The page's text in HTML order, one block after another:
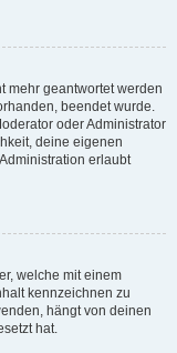
mehr geantwortet werden
beendet wurde.
oder Administrator
deine eigenen
erlaubt
welche mit einem
kennzeichnen zu
hängt von deinen
hat.